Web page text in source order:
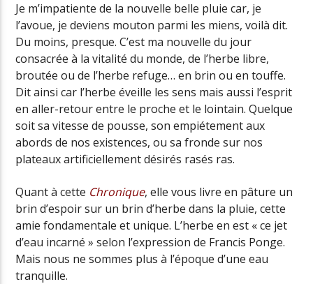
Je m’impatiente de la nouvelle belle pluie car, je
l’avoue, je deviens mouton parmi les miens, voilà dit.
Du moins, presque. C’est ma nouvelle du jour
consacrée à la vitalité du monde, de l’herbe libre,
broutée ou de l’herbe refuge… en brin ou en touffe.
Dit ainsi car l’herbe éveille les sens mais aussi l’esprit
en aller-retour entre le proche et le lointain. Quelque
soit sa vitesse de pousse, son empiétement aux
abords de nos existences, ou sa fronde sur nos
plateaux artificiellement désirés rasés ras.
Quant à cette Chronique, elle vous livre en pâture un
brin d’espoir sur un brin d’herbe dans la pluie, cette
amie fondamentale et unique. L’herbe en est « ce jet
d’eau incarné » selon l’expression de Francis Ponge.
Mais nous ne sommes plus à l’époque d’une eau
tranquille.